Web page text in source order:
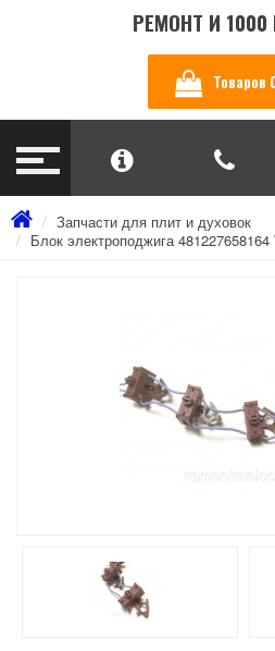
РЕМОНТ И
Товаров
Запчасти для плит и духовок
Блок электроподжига 481227658164